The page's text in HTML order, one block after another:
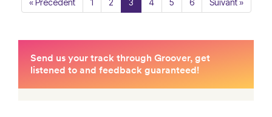
« Précédent 1 2 3 4 5 6 Suivant »